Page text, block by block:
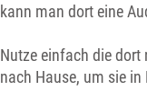
kann man dort eine
Nutze einfach die dort
nach Hause, um sie in